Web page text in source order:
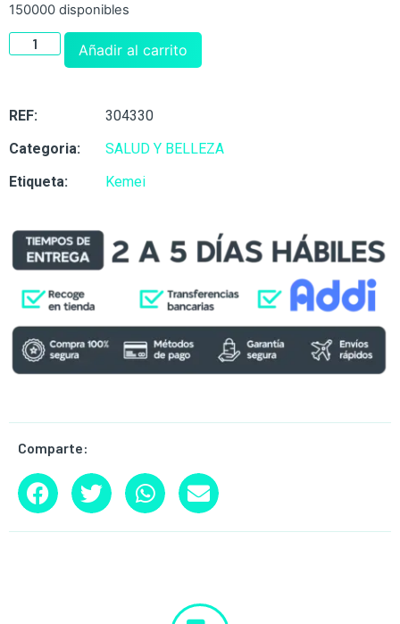
150000 disponibles
Añadir al carrito
REF:
304330
Categoria:
SALUD Y BELLEZA
Etiqueta:
Kemei
Comparte: